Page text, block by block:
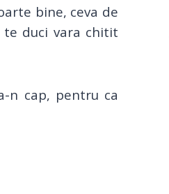
bine, ceva de
te duci vara chitit
n cap, pentru ca